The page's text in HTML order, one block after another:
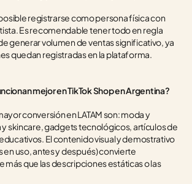
registrarse como persona física con
Es recomendable tener todo en regla
generar volumen de ventas significativo, ya
quedan registradas en la plataforma.
mejor en TikTok Shop en Argentina?
conversión en LATAM son: moda y
skincare, gadgets tecnológicos, artículos de
El contenido visual y demostrativo
en uso, antes y después) convierte
que las descripciones estáticas o las